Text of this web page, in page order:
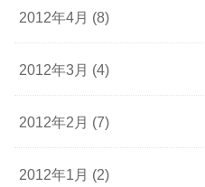
2012年4月 (8)
2012年3月 (4)
2012年2月 (7)
2012年1月 (2)